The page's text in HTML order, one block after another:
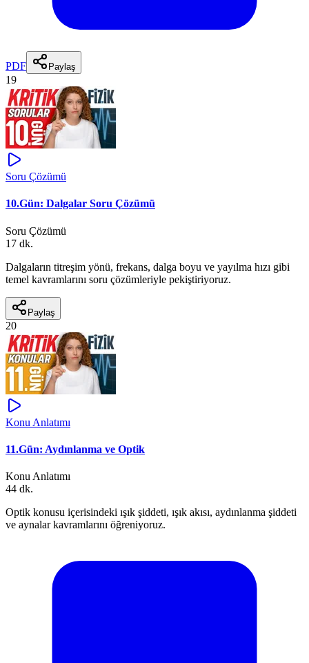
PDF Paylaş
19
Soru Çözümü
10.Gün: Dalgalar Soru Çözümü
Soru Çözümü
17 dk.
Dalgaların titreşim yönü, frekans, dalga boyu ve yayılma hızı gibi
temel kavramlarını soru çözümleriyle pekiştiriyoruz.
Paylaş
20
Konu Anlatımı
11.Gün: Aydınlanma ve Optik
Konu Anlatımı
44 dk.
Optik konusu içerisindeki ışık şiddeti, ışık akısı, aydınlanma şiddeti
ve aynalar kavramlarını öğreniyoruz.